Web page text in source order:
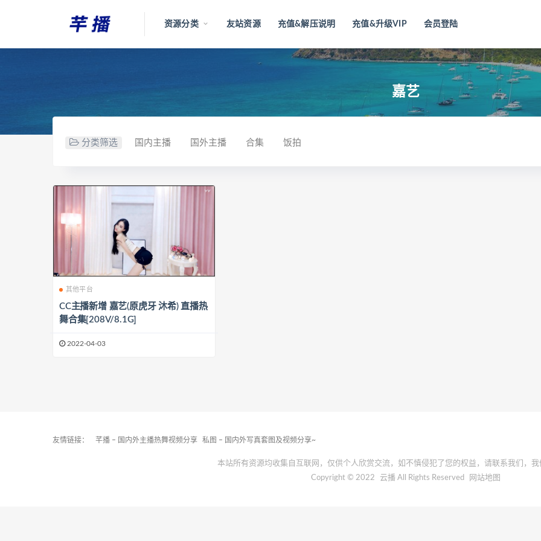
资源分类 友站资源 充值&解压说明 充值&升级VIP 会员登陆
嘉艺
分类筛选 国内主播 国外主播 合集 饭拍
其他平台
CC主播新增 嘉艺(原虎牙 沐希) 直播热
舞合集[208V/8.1G]
2022-04-03
友情链接： 芊播 – 国内外主播热舞视频分享 私图 – 国内外写真套图及视频分享~
本站所有资源均收集自互联网，仅供个人欣赏交流，如不慎侵犯了您的权益，请联系我们，我
Copyright © 2022
云播 All Rights Reserved 网站地图